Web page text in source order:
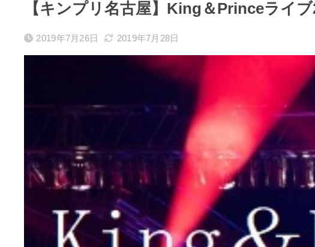
【キンプリ名古屋】King＆Princeライ
2019年7月26日 2019年7月28日